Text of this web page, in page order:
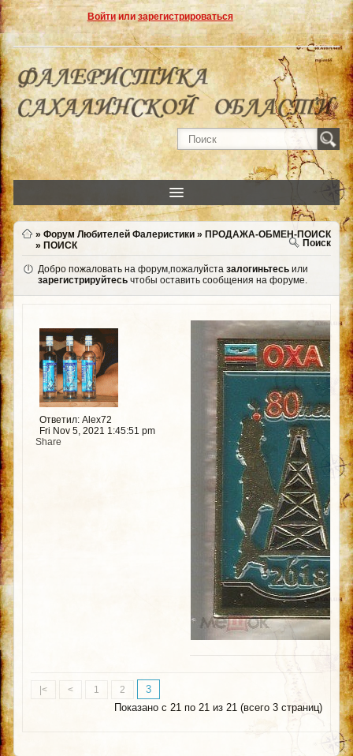
Войтиили зарегистрироваться
» Форум Любителей Фалеристики» ПРОДАЖА-ОБМЕН-ПОИСК
» ПОИСК Поиск
Добро пожаловать на форум,пожалуйста залогиньтесьили
зарегистрируйтесьчтобы оставить сообщения на форуме.
Ответил: Alex72
Fri Nov 5, 2021 1:45:51 pm
Share
|< < 1 2
3
Показано с 21 по 21 из 21 (всего 3 страниц)